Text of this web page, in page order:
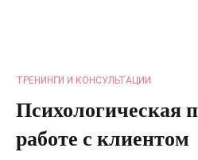
ТРЕНИНГИ И КОНСУЛЬТАЦИИ
Психологическая
работе с клиентом